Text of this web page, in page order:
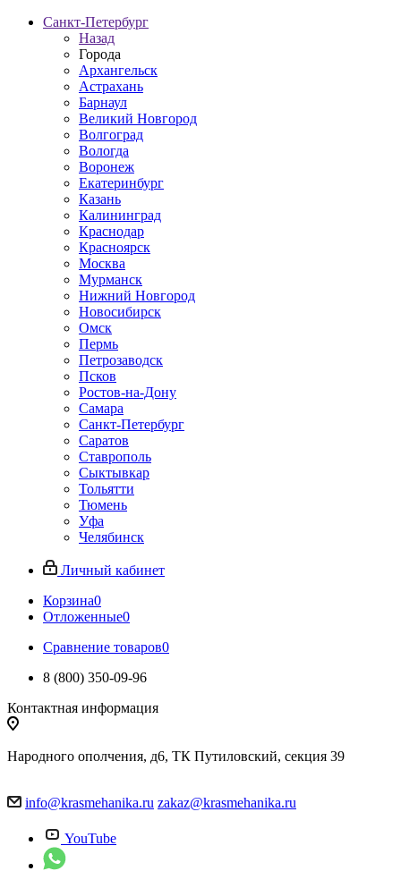
Санкт-Петербург
Назад
Города
Архангельск
Астрахань
Барнаул
Великий Новгород
Волгоград
Вологда
Воронеж
Екатеринбург
Казань
Калининград
Краснодар
Красноярск
Москва
Мурманск
Нижний Новгород
Новосибирск
Омск
Пермь
Петрозаводск
Псков
Ростов-на-Дону
Самара
Санкт-Петербург
Саратов
Ставрополь
Сыктывкар
Тольятти
Тюмень
Уфа
Челябинск
Личный кабинет
Корзина0
Отложенные0
Сравнение товаров0
8 (800) 350-09-96
Контактная информация
Народного ополчения, д6, ТК Путиловский, секция 39
info@krasmehanika.ru zakaz@krasmehanika.ru
YouTube